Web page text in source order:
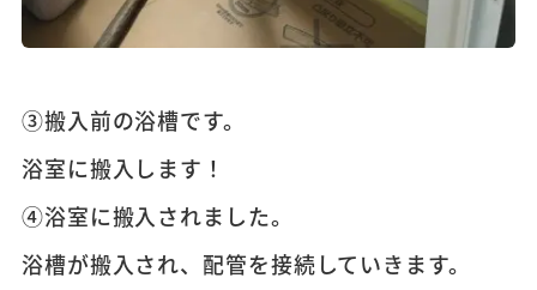
③搬入前の浴槽です。
浴室に搬入します！
④浴室に搬入されました。
浴槽が搬入され、配管を接続していきます。